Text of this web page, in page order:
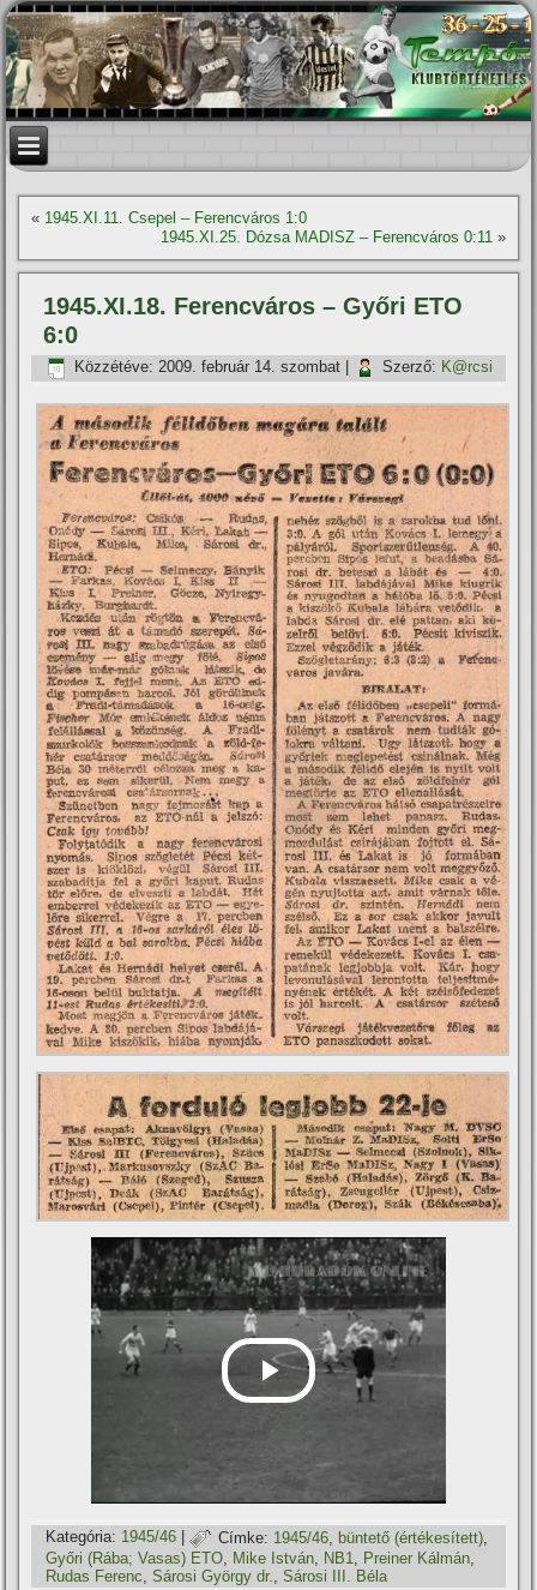
« 1945.XI.11. Csepel – Ferencváros 1:0
1945.XI.25. Dózsa MADISZ – Ferencváros 0:11»
1945.XI.18. Ferencváros – Győri ETO
6:0
Közzétéve: 2009. február 14. szombat Szerző: K@rcsi
Kategória: 1945/46 | Címke: 1945/46 büntető (értékesí­tett)
Győri (Rába; Vasas) ETO, Mike István, NB1, Preiner Kálmán,
Rudas Ferenc,Sárosi György dr.,Sárosi III. Béla